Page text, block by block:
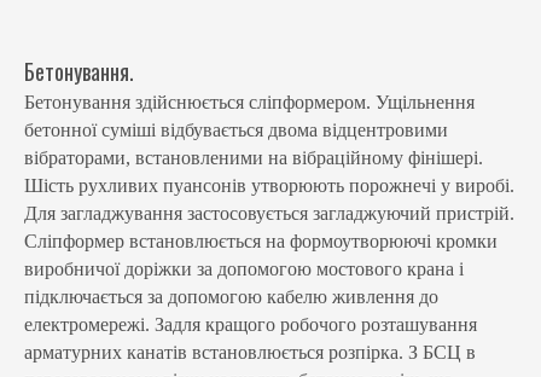
Бетонування.
Бетонування здійснюється сліпформером. Ущільнення
бетонної суміші відбувається двома відцентровими
вібраторами, встановленими на вібраційному фінішері.
Шість рухливих пуансонів утворюють порожнечі у виробі.
Для загладжування застосовується загладжуючий пристрій.
Сліпформер встановлюється на формоутворюючі кромки
виробничої доріжки за допомогою мостового крана і
підключається за допомогою кабелю живлення до
електромережі. Задля кращого робочого розташування
арматурних канатів встановлюється розпірка. З БСЦ в